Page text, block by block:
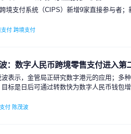
境支付系统（CIPS）新增9家直接参与者；
支付 跨境支付
：数字人民币跨境零售支付进入第
表示，金管局正研究数字港元的应用；多
标是日后可通过转数快为数字人民币钱包增
付 陈茂波